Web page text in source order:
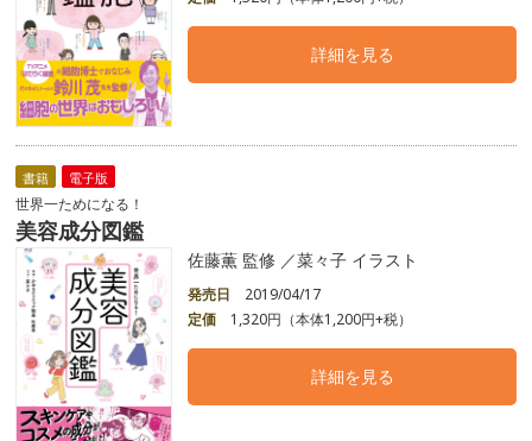
詳細を見る
書籍 電子版
世界一ためになる！
美容成分図鑑
佐藤薫 監修 ／菜々子 イラスト
発売日
2019/04/17
定価
1,320円（本体1,200円+税）
詳細を見る